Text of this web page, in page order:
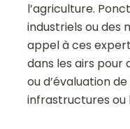
l’agriculture.
industriels ou des
appel à ces
dans les airs pour
ou d’évaluation
infrastructures ou